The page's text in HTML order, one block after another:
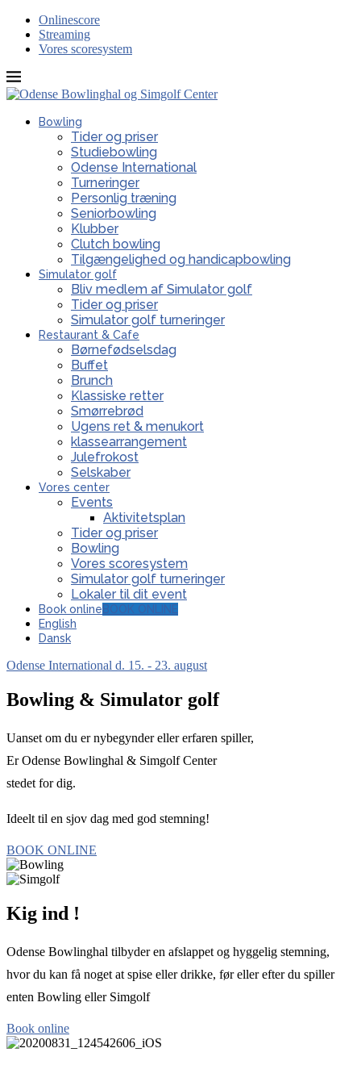
Onlinescore
Streaming
Vores scoresystem
Bowling
Tider og priser
Studiebowling
Odense International
Turneringer
Personlig træning
Seniorbowling
Klubber
Clutch bowling
Tilgængelighed og handicapbowling
Simulator golf
Bliv medlem af Simulator golf
Tider og priser
Simulator golf turneringer
Restaurant & Cafe
Børnefødselsdag
Buffet
Brunch
Klassiske retter
Smørrebrød
Ugens ret & menukort
klassearrangement
Julefrokost
Selskaber
Vores center
Events
Aktivitetsplan
Tider og priser
Bowling
Vores scoresystem
Simulator golf turneringer
Lokaler til dit event
Book onlineBOOK ONLINE
English
Dansk
Odense International d. 15. - 23. august
Bowling & Simulator golf
Uanset om du er nybegynder eller erfaren spiller,
Er Odense Bowlinghal & Simgolf Center
stedet for dig.
Ideelt til en sjov dag med god stemning!
BOOK ONLINE
Kig ind !
Odense Bowlinghal tilbyder en afslappet og hyggelig stemning,
hvor du kan få noget at spise eller drikke, før eller efter du spiller
enten Bowling eller Simgolf
Book online